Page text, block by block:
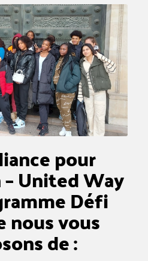
pour
United Way
Défi
nous vous
de :